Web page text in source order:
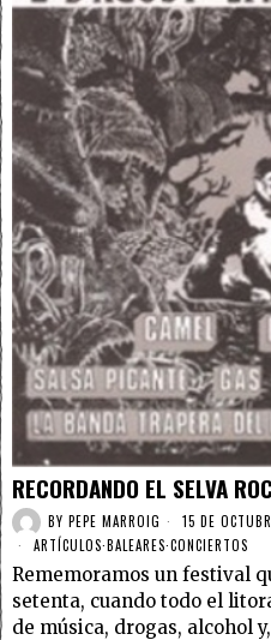
RECORDANDO EL SELVA
BY PEPE MARROIG
15 DE
ARTÍCULOS·BALEARES·CONCIERTOS
Rememoramos un festival
setenta, cuando todo el
de música, drogas, alcohol